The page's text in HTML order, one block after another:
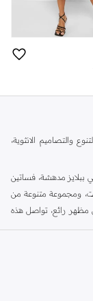
والتصاميم الانثوية،
ببلايز مدهشة، فساتين
ومجموعة متنوعة من
مظهر رائع، تواصل هذه
مثالي للحفلات او